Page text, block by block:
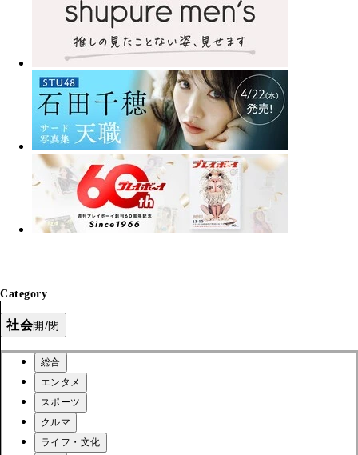
Category
社会開/閉
総合
エンタメ
スポーツ
クルマ
ライフ・文化